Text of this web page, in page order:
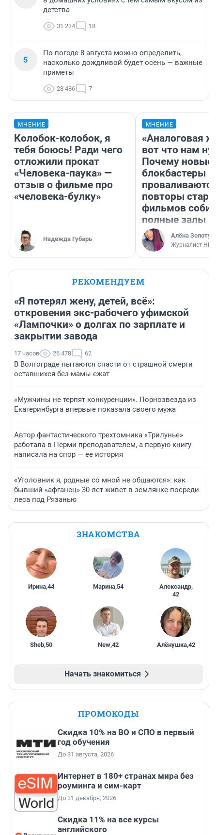
детства
31 234 18
5
По погоде 8 августа можно определить,
насколько дождливой будет осень — важные
приметы
28 486 7
МНЕНИЕ
Колобок-колобок, я
тебя боюсь! Ради чего
отложили прокат
«Человека-паука» —
отзыв о фильме про
«человека-булку»
Надежда Губарь
МНЕНИЕ
«Аналоговая
вот что нам
Почему новые
блокбастеры
повторы
фильмов
полные залы
Алёна
Журналист НГС
РЕКОМЕНДУЕМ
«Я потерял жену, детей, всё»:
откровения экс-рабочего уфимской
«Лампочки» о долгах по зарплате и
закрытии завода
17 часов 26 478 62
В Волгограде пытаются спасти от страшной смерти
оставшихся без мамы ежат
«Мужчины не терпят конкуренции». Порнозвезда из
Екатеринбурга впервые показала своего мужа
Автор фантастического трехтомника «Трилунье»
работала в Перми преподавателем, а первую книгу
написала на спор — ее история
«Уголовник я, родные со мной не общаются»: как
бывший «афганец» 30 лет живет в землянке посреди
леса под Рязанью
ЗНАКОМСТВА
Ирина,44 Марина,54 Александр,
42
Sheb,50 New,42 Алёнушка,42
Начать знакомиться
ПРОМОКОДЫ
Скидка 10% на ВО и СПО в первый
год обучения
До 31 августа, 2026
Интернет в 180+ странах мира без
роуминга и сим-карт
До 31 декабря, 2026
Скидка 11% на все курсы
английского